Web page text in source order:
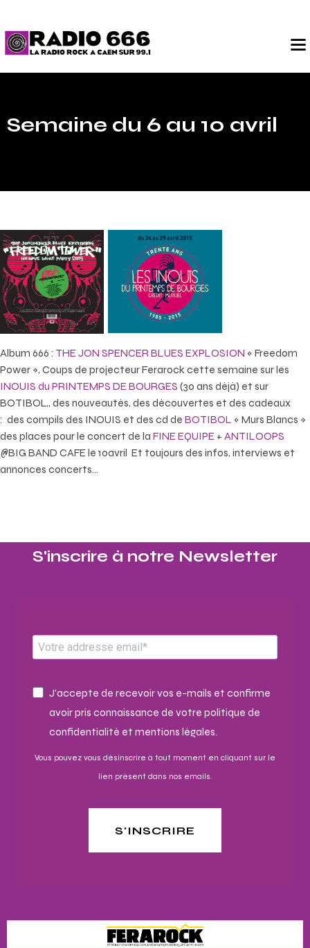
Semaine du 6 au 10 avril
Album 666 : THE JON SPENCER BLUES EXPLOSION « Freedom
Power », Coups de projecteur Ferarock cette semaine sur les
INOUIS du PRINTEMPS DE BOURGES (30 ans déjà) et sur
BOTIBOL,, des nouveautés, des découvertes et des cadeaux
: des compils des INOUIS et des cd de BOTIBOL « Murs Blancs »
des places pour le concert de la FINE EQUIPE + ANTILOOPS
@BIG BAND CAFE le 10avril Et toujours des infos, interviews et
annonces concerts…
S'inscrire à notre Newsletter​
J'accepte de recevoir vos e-mails et confirme
avoir pris connaissance de votre politique de
confidentialité et mentions légales.
Vous pouvez vous désinscrire à tout moment en cliquant sur le
lien présent dans nos emails.
S'INSCRIRE